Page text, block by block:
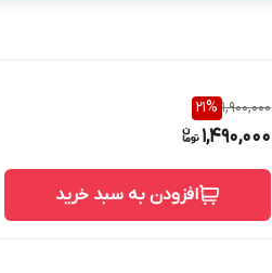
1,900,000
21%
1,490,000
افزودن به سبد خرید